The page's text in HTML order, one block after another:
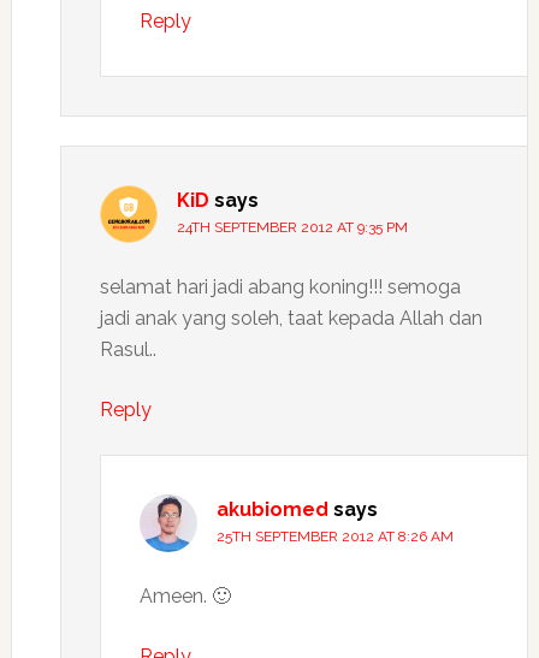
Reply
KiD says
24TH SEPTEMBER 2012 AT 9:35 PM
selamat hari jadi abang koning!!! semoga
jadi anak yang soleh, taat kepada Allah dan
Rasul..
Reply
akubiomed says
25TH SEPTEMBER 2012 AT 8:26 AM
Ameen. 🙂